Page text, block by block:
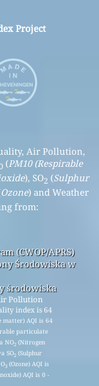
Project
Air Pollution,
(PM10 (Respirable
), SO2 (Sulphur
Ozone) and Weather
from:
(CWOP/APRS)
Środowiska w
środowiska
Pollution
index is 64
matter) AQI is 64
particulate
NO2 (Nitrogen
SO2(Sulphur
3 (Ozone) AQI is
AQI is 0 -